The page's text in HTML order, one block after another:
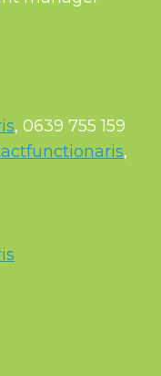
, 0639 755 159
,